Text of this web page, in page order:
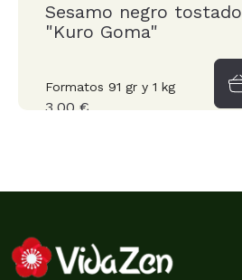
Sesamo negro tostado
"Kuro Goma"
Formatos 91 gr y 1 kg
3,00 €